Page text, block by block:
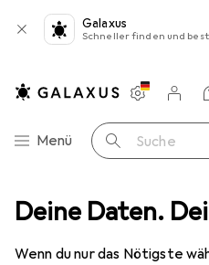
Deine Daten.
Wenn du nur das Nötigste
Galaxus
Schneller finden und
Navigation nach Kategorien
Menü Suche
Einstellungen
Kundenkonto
Merklisten
Warenkorb
Sportshirt Under Armour